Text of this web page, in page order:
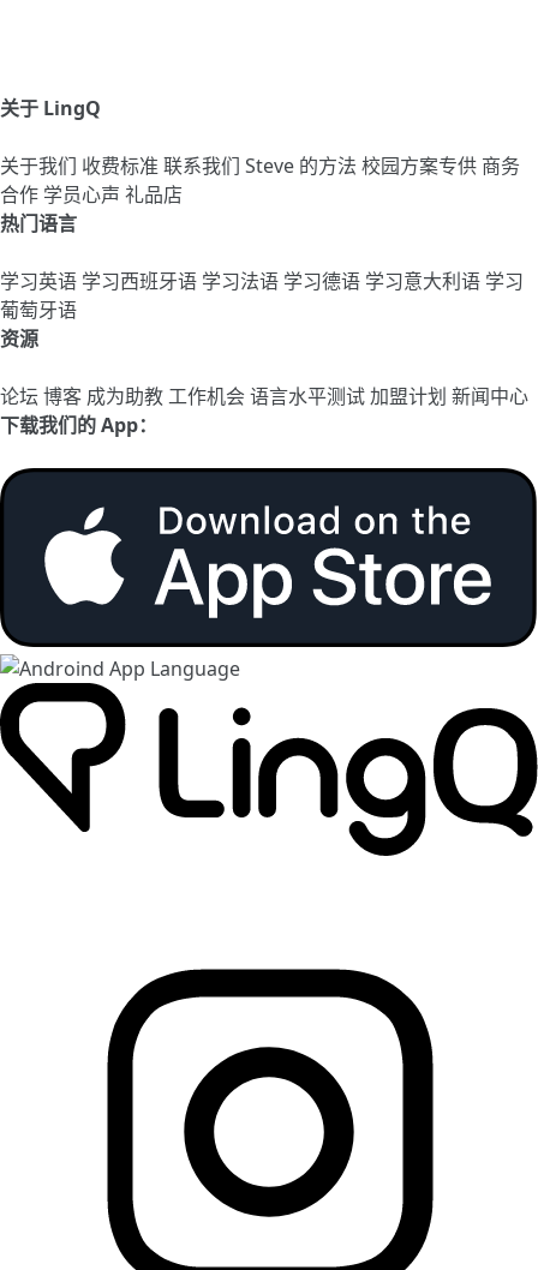
关于 LingQ
关于我们 收费标准 联系我们 Steve 的方法 校园方案专供 商务
合作 学员心声 礼品店
热门语言
学习英语 学习西班牙语 学习法语 学习德语 学习意大利语 学习
葡萄牙语
资源
论坛 博客 成为助教工作机会语言水平测试加盟计划 新闻中心
下载我们的 App：